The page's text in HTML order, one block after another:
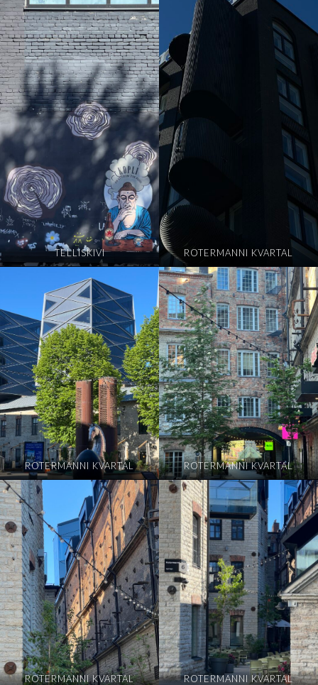
TELLISKIVI ROTERMANNI KVARTAL
ROTERMANNI KVARTAL ROTERMANNI KVARTAL
ROTERMANNI KVARTAL ROTERMANNI KVARTAL